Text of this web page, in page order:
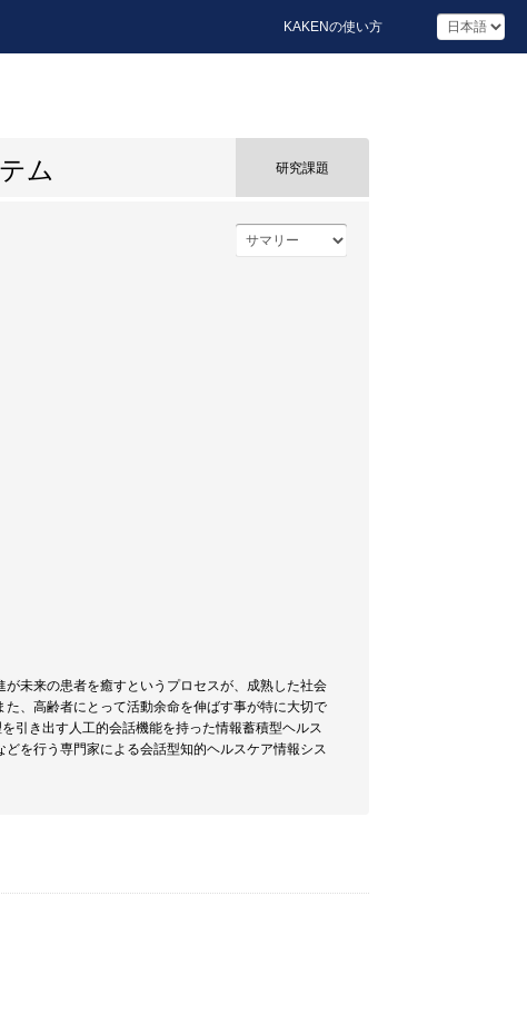
KAKENの使い方
ム 研究課題
未来の患者を癒すというプロセスが、成熟した社会
、高齢者にとって活動余命を伸ばす事が特に大切で
引き出す人工的会話機能を持った情報蓄積型ヘルス
を行う専門家による会話型知的ヘルスケア情報シス